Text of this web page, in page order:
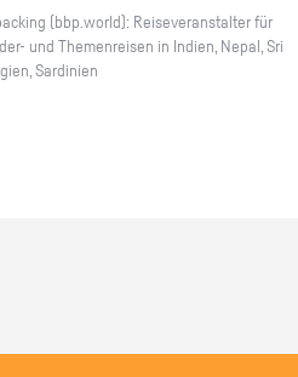
(bbp.​world): Rei­se­ver­an­stal­ter für
und The­men­rei­sen in In­di­en, Nepal, Sri
Sar­di­ni­en